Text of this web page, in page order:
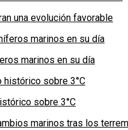
una evolución favorable
marinos en su día
sobre 3°C